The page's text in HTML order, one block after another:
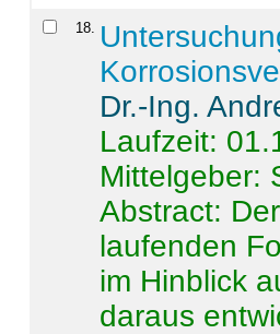
18
Dr.-Ing.
Laufzeit:
Mittelgeber:
Abstract:
laufenden
im Hinblick
daraus